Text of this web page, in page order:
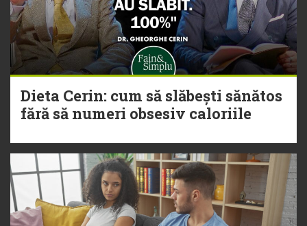
Dieta Cerin: cum să slăbești sănătos
fără să numeri obsesiv caloriile